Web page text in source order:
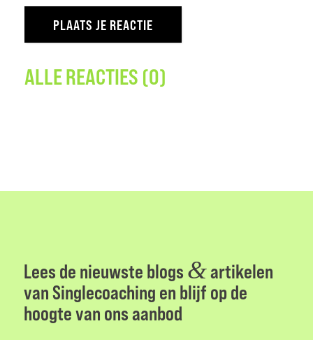
ALLE REACTIES (0)
Lees de nieuwste blogs &artikelen
van Singlecoaching en blijf op de
hoogte van ons aanbod